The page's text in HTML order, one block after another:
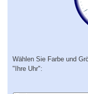
Wählen Sie Farbe und
"Ihre Uhr":